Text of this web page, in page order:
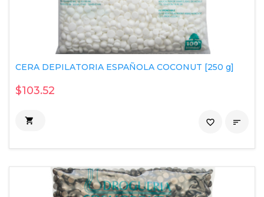
CERA DEPILATORIA ESPAÑOLA COCONUT [250 g]
$103.52
 
favorite_border